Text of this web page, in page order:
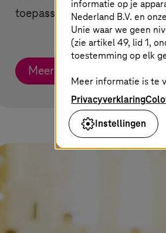
toepassingen vanuit de cloud.
Meer informatie
informatie op je
Nederland B.V. en
Unie waar we geen
(zie artikel 49, lid 1,
toestemming op elk
Meer informatie is te
Privacyverklaring
Instellingen